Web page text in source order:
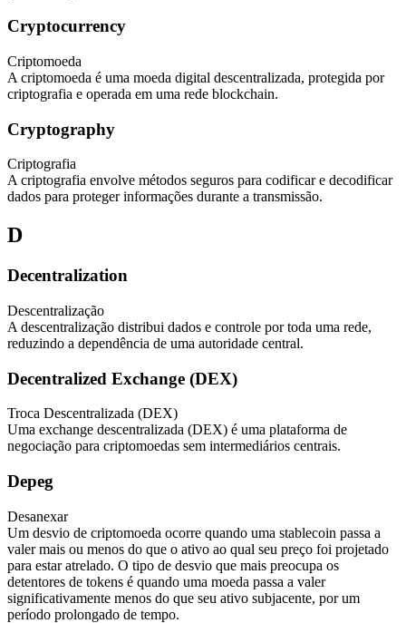
Cryptocurrency
Criptomoeda
A criptomoeda é uma moeda digital descentralizada, protegida por
criptografia e operada em uma rede blockchain.
Cryptography
Criptografia
A criptografia envolve métodos seguros para codificar e decodificar
dados para proteger informações durante a transmissão.
D
Decentralization
Descentralização
A descentralização distribui dados e controle por toda uma rede,
reduzindo a dependência de uma autoridade central.
Decentralized Exchange (DEX)
Troca Descentralizada (DEX)
Uma exchange descentralizada (DEX) é uma plataforma de
negociação para criptomoedas sem intermediários centrais.
Depeg
Desanexar
Um desvio de criptomoeda ocorre quando uma stablecoin passa a
valer mais ou menos do que o ativo ao qual seu preço foi projetado
para estar atrelado. O tipo de desvio que mais preocupa os
detentores de tokens é quando uma moeda passa a valer
significativamente menos do que seu ativo subjacente, por um
período prolongado de tempo.